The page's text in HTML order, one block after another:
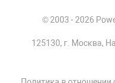
© 2003 - 2026
125130, г. Москва,